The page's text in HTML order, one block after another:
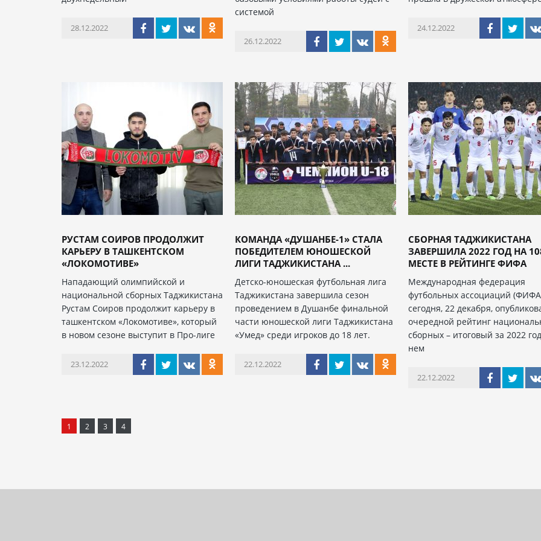
28.12.2022
системой
26.12.2022
24.12.2022
РУСТАМ СОИРОВ ПРОДОЛЖИТ
КАРЬЕРУ В ТАШКЕНТСКОМ
«ЛОКОМОТИВЕ»
Нападающий олимпийской и
национальной сборных Таджикистана
Рустам Соиров продолжит карьеру в
ташкентском «Локомотиве», который
в новом сезоне выступит в Про-лиге
23.12.2022
КОМАНДА «ДУШАНБЕ-1» СТАЛА
ПОБЕДИТЕЛЕМ ЮНОШЕСКОЙ
ЛИГИ ТАДЖИКИСТАНА ...
Детско-юношеская футбольная лига
Таджикистана завершила сезон
проведением в Душанбе финальной
части юношеской лиги Таджикистана
«Умед» среди игроков до 18 лет.
22.12.2022
СБОРНАЯ ТАДЖИКИСТАНА
ЗАВЕРШИЛА 2022 ГОД НА
МЕСТЕ В РЕЙТИНГЕ ФИФА
Международная федерация
футбольных ассоциаций
сегодня, 22 декабря,
очередной рейтинг
сборных – итоговый за 2022
нем
22.12.2022
1 2 3 4